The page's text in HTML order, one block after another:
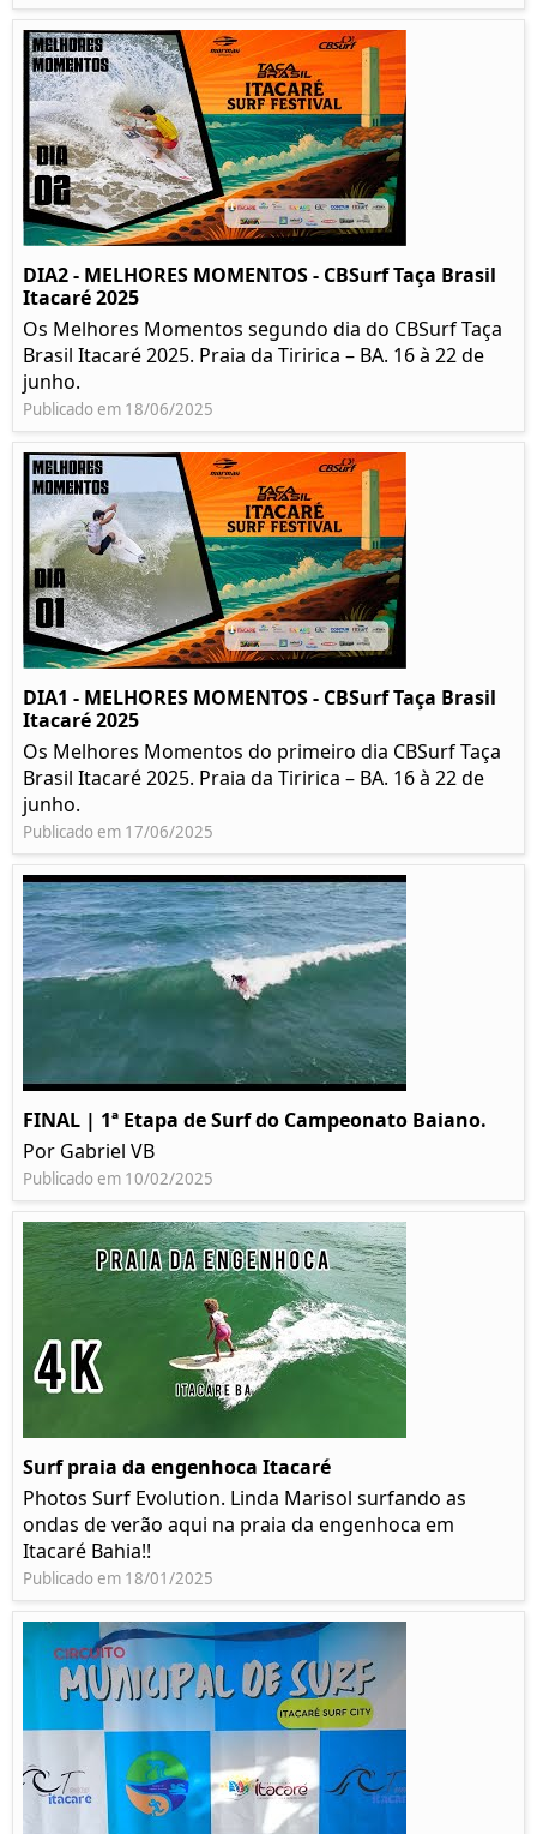
DIA2 - MELHORES MOMENTOS - CBSurf Taça Brasil
Itacaré 2025
Os Melhores Momentos segundo dia do CBSurf Taça
Brasil Itacaré 2025. Praia da Tiririca – BA. 16 à 22 de
junho.
Publicado em 18/06/2025
DIA1 - MELHORES MOMENTOS - CBSurf Taça Brasil
Itacaré 2025
Os Melhores Momentos do primeiro dia CBSurf Taça
Brasil Itacaré 2025. Praia da Tiririca – BA. 16 à 22 de
junho.
Publicado em 17/06/2025
FINAL | 1ª Etapa de Surf do Campeonato Baiano.
Por Gabriel VB
Publicado em 10/02/2025
Surf praia da engenhoca Itacaré
Photos Surf Evolution. Linda Marisol surfando as
ondas de verão aqui na praia da engenhoca em
Itacaré Bahia!!
Publicado em 18/01/2025